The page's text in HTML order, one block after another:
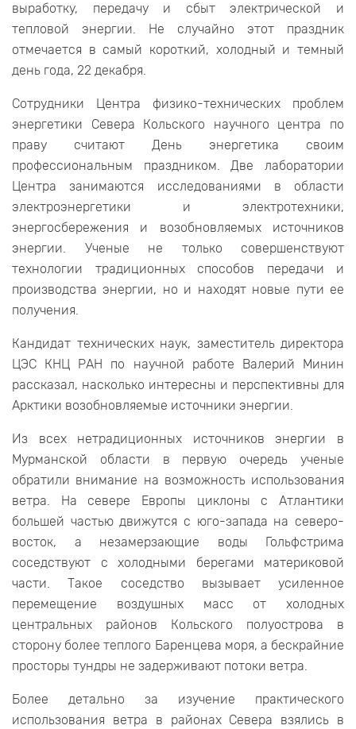
выработку, передачу и сбыт электрической и
тепловой энергии. Не случайно этот праздник
отмечается в самый короткий, холодный и темный
день года, 22 декабря.
Сотрудники Центра физико-технических проблем
энергетики Севера Кольского научного центра по
праву считают День энергетика своим
профессиональным праздником. Две лаборатории
Центра занимаются исследованиями в области
электроэнергетики и электротехники,
энергосбережения и возобновляемых источников
энергии. Ученые не только совершенствуют
технологии традиционных способов передачи и
производства энергии, но и находят новые пути ее
получения.
Кандидат технических наук, заместитель директора
ЦЭС КНЦ РАН по научной работе Валерий Минин
рассказал, насколько интересны и перспективны для
Арктики возобновляемые источники энергии.
Из всех нетрадиционных источников энергии в
Мурманской области в первую очередь ученые
обратили внимание на возможность использования
ветра. На севере Европы циклоны с Атлантики
большей частью движутся с юго-запада на северо-
восток, а незамерзающие воды Гольфстрима
соседствуют с холодными берегами материковой
части. Такое соседство вызывает усиленное
перемещение воздушных масс от холодных
центральных районов Кольского полуострова в
сторону более теплого Баренцева моря, а бескрайние
просторы тундры не задерживают потоки ветра.
Более детально за изучение практического
использования ветра в районах Севера взялись в